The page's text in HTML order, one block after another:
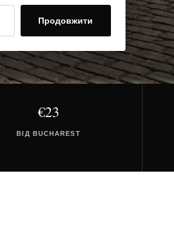
Продовжити
€23
ВІД BUCHAREST